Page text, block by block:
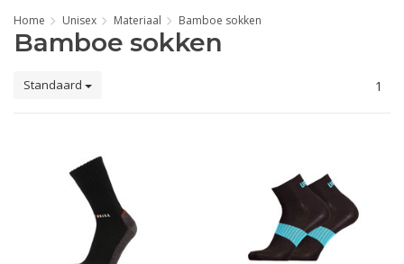
Home Unisex Materiaal Bamboe sokken
Bamboe sokken
Standaard 1